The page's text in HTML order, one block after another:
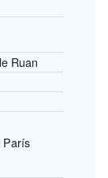
Ruan
París